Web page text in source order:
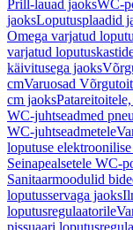
Prill-lauad jaoksWC-
jaoksLoputusplaadid
Omega varjatud
varjatud
käivitusega jaoks
cmVaruosad
cm jaoks
WC-juhtseadmed
WC-juhtseadmetele
loputuse
Seinapealsetele WC-
Sanitaarmoodulid
loputusservaga jaoks
loputusregulaatorile
pissuaari